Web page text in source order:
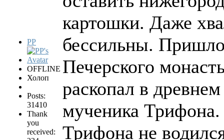
PP
OFFLINE
Холоп
Posts:
31410
Thank
you
received:
картошки. Даже
бессильны.
Печерского
раскопал в
мученика
Трифона не